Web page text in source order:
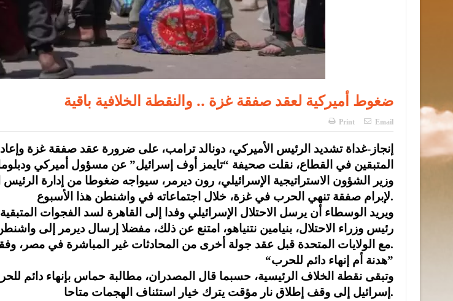
ضغوط أميركية لعقد صفقة غزة .. والنقطة الخلافية باقية
Print Email
إنجاز-غداة تشديد الرئيس الأميركي، دونالد ترامب، على ضرورة عقد صفقة غزة
المتبقين في القطاع، نقلت صحيفة “تايمز أوف إسرائيل” عن مسؤول أميركي
وزير الشؤون الاستراتيجية الإسرائيلي، رون ديرمر، سيواجه ضغوطا من إدارة الرئيس
لإبرام صفقة تنهي الحرب في غزة، خلال اجتماعاته في واشنطن هذا الأسبوع.
ويريد الوسطاء أن يرسل الاحتلال الإسرائيلي وفدا إلى القاهرة لسد الفجوات
رئيس وزراء الاحتلال، بنيامين نتنياهو، امتنع عن ذلك، مفضلا إرسال ديرمر إلى
مع الولايات المتحدة قبل عقد جولة أخرى من المحادثات غير المباشرة في مصر، وفقا للمصدرين.
“هدنة أم إنهاء دائم للحرب”
وتبقى نقطة الخلاف الرئيسية، حسبما قال المصدران، مطالبة حماس بإنهاء دائم
إسرائيل إلى وقف إطلاق نار مؤقت يترك خيار استئناف الهجمات متاحا.